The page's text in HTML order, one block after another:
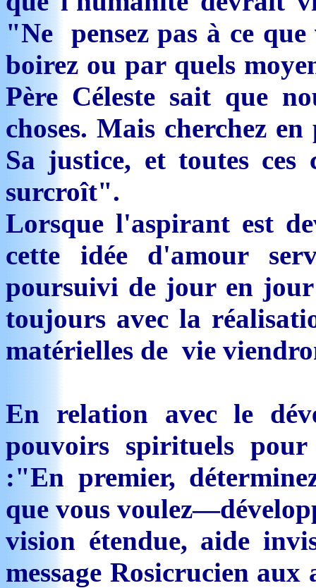
"Ne pensez pas à ce que
boirez ou par quels
Père Céleste sait que
choses. Mais cherchez
Sa justice, et toutes ces
surcroît".
Lorsque l'aspirant est
cette idée d'amour
poursuivi de jour en jour
toujours avec la
matérielles de vie
En relation avec le
pouvoirs spirituels
:"En premier,
que vous
vision étendue, aide
message Rosicrucien